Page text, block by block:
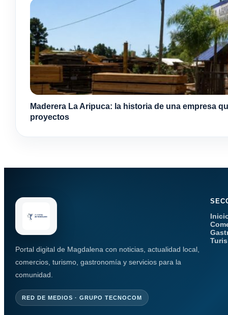
Maderera La Aripuca: la historia de una empresa
proyectos
Portal digital de Magdalena con noticias, actualidad local,
comercios, turismo, gastronomía y servicios para la
comunidad.
RED DE MEDIOS · GRUPO TECNOCOM